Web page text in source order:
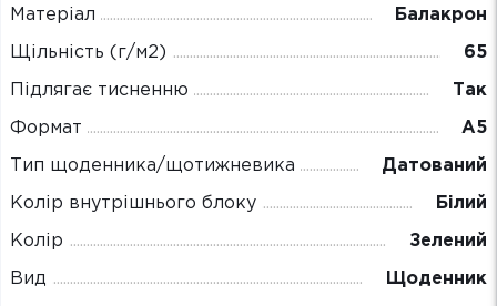
Матеріал Балакрон
Щільність (г/м2) 65
Підлягає тисненню Так
Формат А5
Тип щоденника/щотижневика Датований
Колір внутрішнього блоку Білий
Колір Зелений
Вид Щоденник